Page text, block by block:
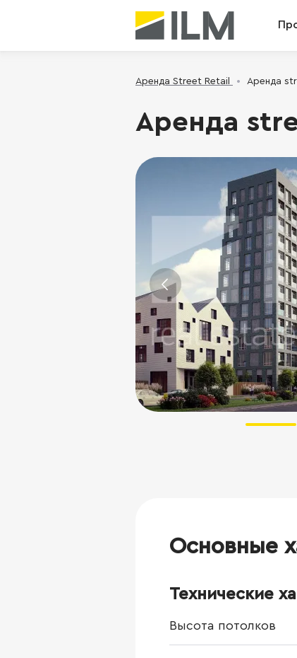
Аренда Street Retail Аренда
Аренда
Основные
Технические
Высота потолков